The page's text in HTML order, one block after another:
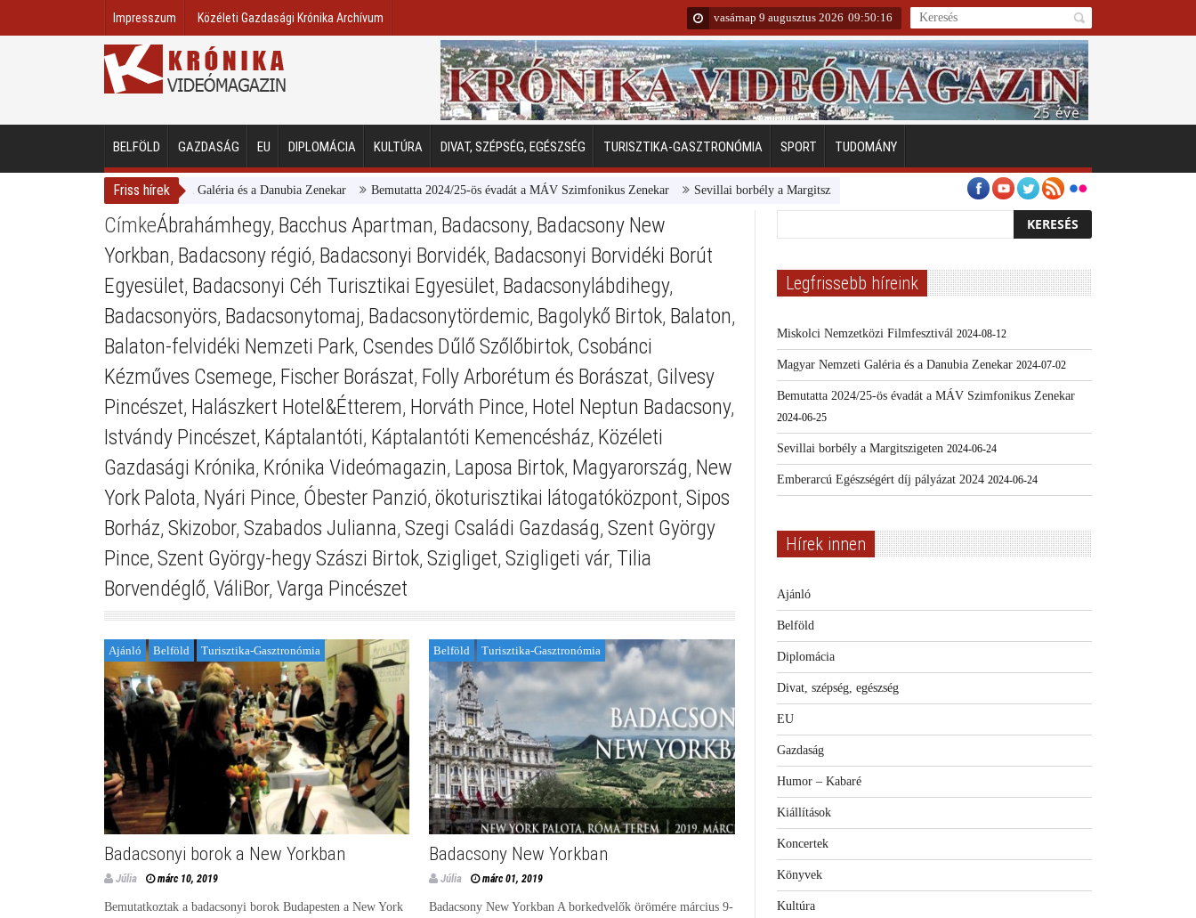
Impresszum Közéleti Gazdasági Krónika Archívum vasárnap 9 augusztus 2026 09:50:16
BELFÖLD GAZDASÁG EU DIPLOMÁCIA KULTÚRA DIVAT, SZÉPSÉG, EGÉSZSÉG TURISZTIKA-GASZTRONÓMIA SPORT TUDOMÁNY
Friss hírek
Magyar Nemzeti Galéria és a Danubia Zenekar Bemutatta 2024/25-ös évadát a MÁV Szimfonikus Zenekar Sevillai borbély a Margitszigeten Emberarcú Egészségért díj pályázat 2024
CímkeÁbrahámhegy, Bacchus Apartman, Badacsony, Badacsony New
Yorkban, Badacsony régió, Badacsonyi Borvidék, Badacsonyi Borvidéki Borút
Egyesület, Badacsonyi Céh Turisztikai Egyesület, Badacsonylábdihegy,
Badacsonyörs, Badacsonytomaj, Badacsonytördemic, Bagolykő Birtok, Balaton,
Balaton-felvidéki Nemzeti Park, Csendes Dűlő Szőlőbirtok, Csobánci
Kézműves Csemege, Fischer Borászat, Folly Arborétum és Borászat, Gilvesy
Pincészet, Halászkert Hotel&Étterem, Horváth Pince, Hotel Neptun Badacsony,
Istvándy Pincészet, Káptalantóti, Káptalantóti Kemencésház, Közéleti
Gazdasági Krónika, Krónika Videómagazin, Laposa Birtok, Magyarország, New
York Palota, Nyári Pince, Óbester Panzió, ökoturisztikai látogatóközpont, Sipos
Borház, Skizobor, Szabados Julianna, Szegi Családi Gazdaság, Szent György
Pince, Szent György-hegy Szászi Birtok, Szigliget, Szigligeti vár, Tilia
Borvendéglő, VáliBor, Varga Pincészet
Ajánló Belföld Turisztika-Gasztronómia
Badacsonyi borok a New Yorkban
Júlia márc 10, 2019
Bemutatkoztak a badacsonyi borok Budapesten a New York
Belföld Turisztika-Gasztronómia
Badacsony New Yorkban
Júlia márc 01, 2019
Badacsony New Yorkban A borkedvelők örömére március 9-
Legfrissebb híreink
Miskolci Nemzetközi Filmfesztivál 2024-08-12
Magyar Nemzeti Galéria és a Danubia Zenekar 2024-07-02
Bemutatta 2024/25-ös évadát a MÁV Szimfonikus Zenekar
2024-06-25
Sevillai borbély a Margitszigeten 2024-06-24
Emberarcú Egészségért díj pályázat 2024 2024-06-24
Hírek innen
Ajánló
Belföld
Diplomácia
Divat, szépség, egészség
EU
Gazdaság
Humor – Kabaré
Kiállítások
Koncertek
Könyvek
Kultúra